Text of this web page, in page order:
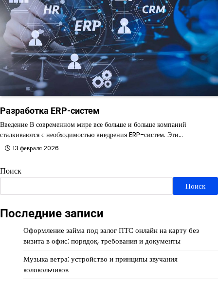
Разработка ERP-систем
Введение В современном мире все больше и больше компаний
сталкиваются с необходимостью внедрения ERP-систем. Эти…
13 февраля 2026
Поиск
Поиск
Последние записи
Оформление займа под залог ПТС онлайн на карту без
визита в офис: порядок, требования и документы
Музыка ветра: устройство и принципы звучания
колокольчиков